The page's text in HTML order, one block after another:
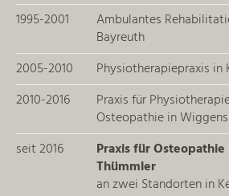
1995-2001
Ambulantes
Bayreuth
2005-2010
Physiotherapiepraxis in
2010-2016
Praxis für
Osteopathie in
seit 2016
Praxis für
Thümmler
an zwei Standorten in